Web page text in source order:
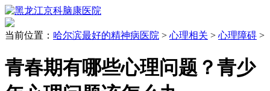
当前位置： 哈尔滨最好的精神病医院 > 心理相关 > 心理障碍 >
青春期有哪些心理问题？青少